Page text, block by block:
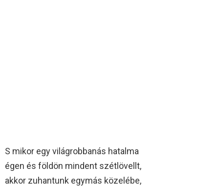
S mikor egy világrobbanás hatalma
égen és földön mindent szétlövellt,
akkor zuhantunk egymás közelébe,